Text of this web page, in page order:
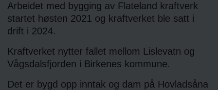
Arbeidet med bygging av Flateland kraftverk
startet høsten 2021 og kraftverket ble satt i
drift i 2024.
Kraftverket nytter fallet mellom Lislevatn og
Vågsdalsfjorden i Birkenes kommune.
Det er bygd opp inntak og dam på Hovladsåna